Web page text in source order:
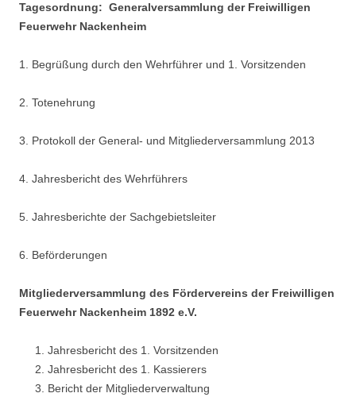
Tagesordnung: Generalversammlung der Freiwilligen
Feuerwehr Nackenheim
1. Begrüßung durch den Wehrführer und 1. Vorsitzenden
2. Totenehrung
3. Protokoll der General- und Mitgliederversammlung 2013
4. Jahresbericht des Wehrführers
5. Jahresberichte der Sachgebietsleiter
6. Beförderungen
Mitgliederversammlung des Fördervereins der Freiwilligen
Feuerwehr Nackenheim 1892 e.V.
Jahresbericht des 1. Vorsitzenden
Jahresbericht des 1. Kassierers
Bericht der Mitgliederverwaltung